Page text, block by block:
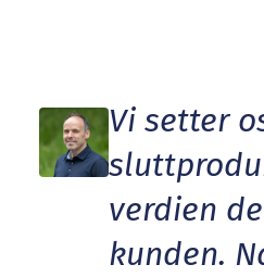
Vi setter
verdien
kunden.